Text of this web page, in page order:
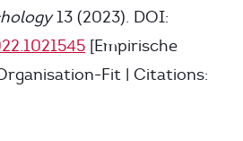
13 (2023). DOI:
[Empirische
Fit | Citations: